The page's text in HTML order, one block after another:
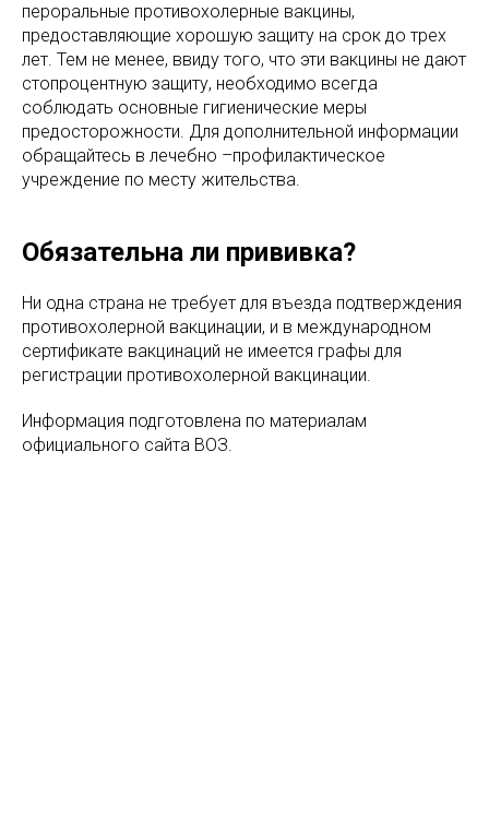
пероральные противохолерные вакцины,
предоставляющие хорошую защиту на срок до трех
лет. Тем не менее, ввиду того, что эти вакцины не дают
стопроцентную защиту, необходимо всегда
соблюдать основные гигиенические меры
предосторожности. Для дополнительной информации
обращайтесь в лечебно –профилактическое
учреждение по месту жительства.
Обязательна ли прививка?
Ни одна страна не требует для въезда подтверждения
противохолерной вакцинации, и в международном
сертификате вакцинаций не имеется графы для
регистрации противохолерной вакцинации.
Информация подготовлена по материалам
официального сайта ВОЗ.